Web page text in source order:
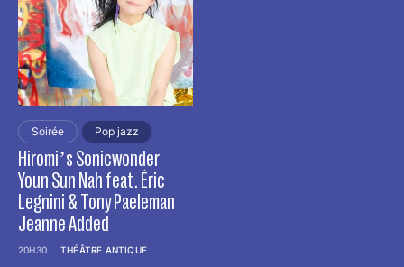
Soirée Pop jazz
Hiromiʼs Sonicwonder
Youn Sun Nah feat. Éric
Legnini & Tony Paeleman
Jeanne Added
20H30 THÉÂTRE ANTIQUE